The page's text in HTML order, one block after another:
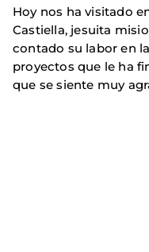
Hoy nos ha visitado
Castiella, jesuita
contado su labor en
proyectos que le ha
que se siente muy